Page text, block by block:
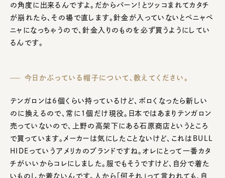
の角度に出来るんですよ。だからバーン！とツッコまれてカタチ
が崩れたら、その場で直します。針金が入っていないとペニャペ
ニャになっちゃうので、針金入りのものを必ず買うようにしてい
るんです。
今日かぶっている帽子について、教えてください。
テンガロンは6個くらい持っているけど、ボロくなったら新しい
のに換えるので、常に1個だけ現役。日本ではあまりテンガロン
売っていないので、上野の高架下にある石原商店というところ
で買っています。メーカーは気にしたことないけど、これはBULL
HIDEっていうアメリカのブランドですね。オレにとって一番カタ
チがいいからコレにしました。服でもそうですけど、自分で着た
いものしか着ないんです。人から「何それ」って言われても、自